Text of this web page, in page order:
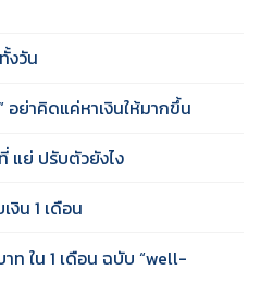
งวัน
อย่าคิดแค่หาเงินให้มากขึ้น
แย่ ปรับตัวยังไง
งิน 1 เดือน
ท ใน 1 เดือน ฉบับ “well-